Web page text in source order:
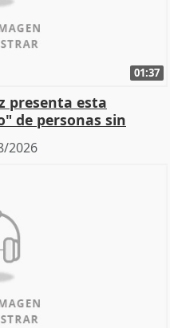
01:37
presenta esta
de personas sin
2026